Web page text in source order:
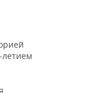
летием